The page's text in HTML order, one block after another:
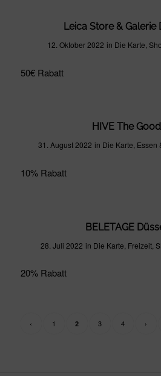
Leica Store & Galerie
12. Oktober 2022 in Die Karte
50€ Rabatt
HIVE The
31. August 2022 in Die Karte Essen
10% Rabatt
BELETAGE
28. Juli 2022 in Die Karte Freizeit,
20% Rabatt
‹ 1 2 3 4 ›